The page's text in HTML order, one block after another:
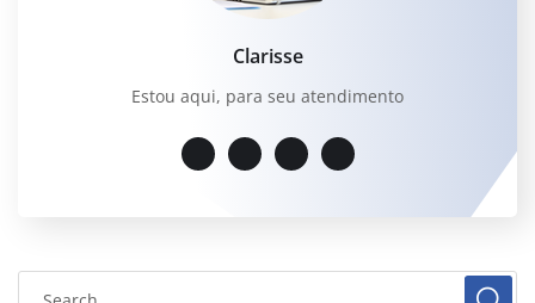
Clarisse
Estou aqui, para seu atendimento